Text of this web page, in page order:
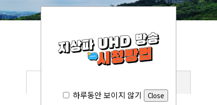
하루동안 보이지 않기
KBS